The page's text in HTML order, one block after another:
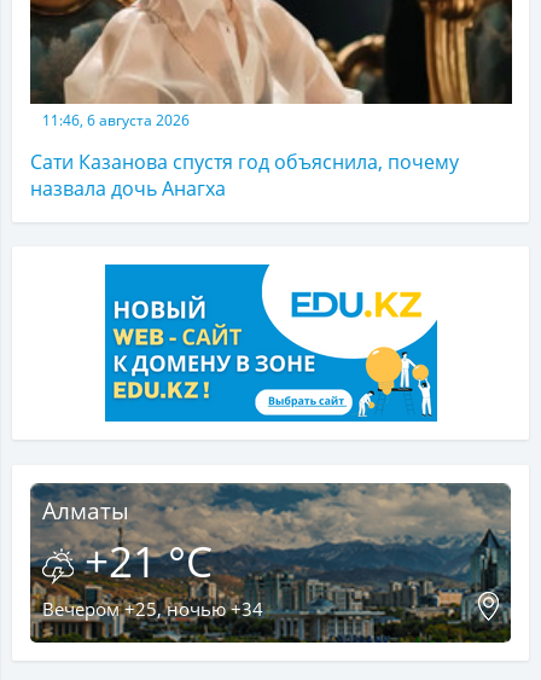
11:46, 6 августа 2026
Сати Казанова спустя год объяснила, почему
назвала дочь Анагха
Алматы
+21 °C
Вечером +25, ночью +34